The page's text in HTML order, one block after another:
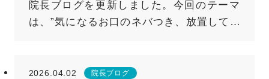
の口腔外科または専門外来を紹介させてい
ただきます。 詳しくはこちら
必要があります。 （初診として口腔外科外
来の予約は不可です。また、初診時に口腔
ます。 ※口腔外科外来でできる診査や処置
院長ブログを更新しました。今回のテーマ
は、”気になるお口のネバつき、放置しても
2026.04.02 院長ブログ